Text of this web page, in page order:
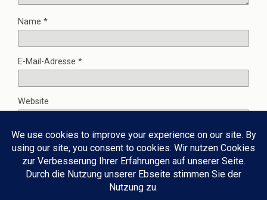
Name *
E-Mail-Adresse *
Website